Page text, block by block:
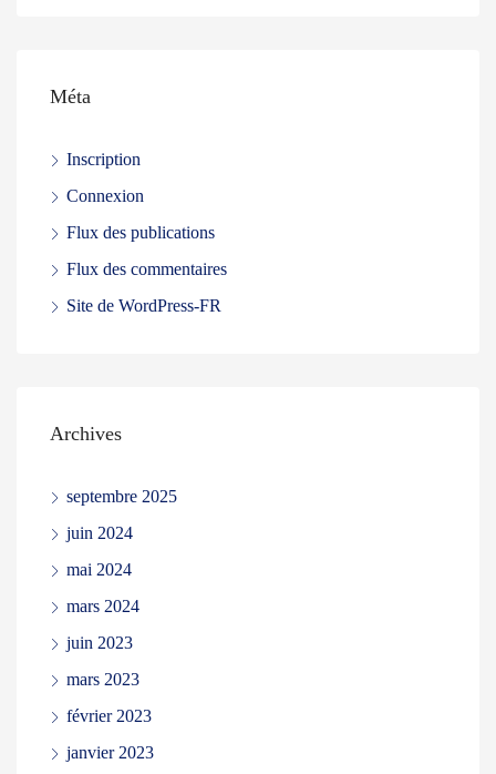
Méta
Inscription
Connexion
Flux des publications
Flux des commentaires
Site de WordPress-FR
Archives
septembre 2025
juin 2024
mai 2024
mars 2024
juin 2023
mars 2023
février 2023
janvier 2023